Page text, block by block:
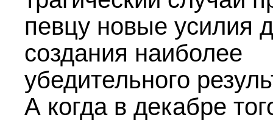
певцу новые усилия
создания наиболее
убедительного
А когда в декабре